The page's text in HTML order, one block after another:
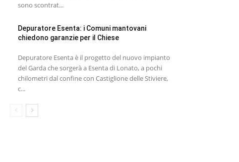
sono scontrat...
Depuratore Esenta: i Comuni mantovani
chiedono garanzie per il Chiese
Depuratore Esenta è il progetto del nuovo impianto
del Garda che sorgerà a Esenta di Lonato, a pochi
chilometri dal confine con Castiglione delle Stiviere,
c...